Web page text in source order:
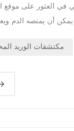
العثور على موقع
مكتشفات الوريد